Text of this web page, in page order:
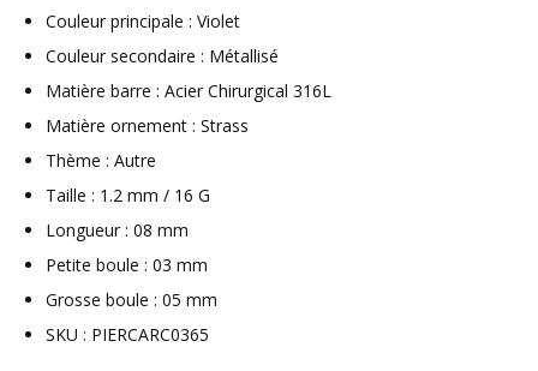
Couleur principale : Violet
Couleur secondaire : Métallisé
Matière barre : Acier Chirurgical 316L
Matière ornement : Strass
Thème : Autre
Taille : 1.2 mm / 16 G
Longueur : 08 mm
Petite boule : 03 mm
Grosse boule : 05 mm
SKU : PIERCARC0365